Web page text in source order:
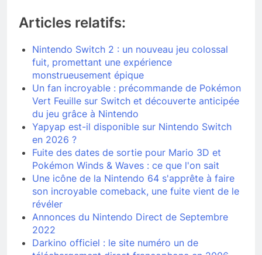
Articles relatifs:
Nintendo Switch 2 : un nouveau jeu colossal
fuit, promettant une expérience
monstrueusement épique
Un fan incroyable : précommande de Pokémon
Vert Feuille sur Switch et découverte anticipée
du jeu grâce à Nintendo
Yapyap est-il disponible sur Nintendo Switch
en 2026 ?
Fuite des dates de sortie pour Mario 3D et
Pokémon Winds & Waves : ce que l'on sait
Une icône de la Nintendo 64 s'apprête à faire
son incroyable comeback, une fuite vient de le
révéler
Annonces du Nintendo Direct de Septembre
2022
Darkino officiel : le site numéro un de